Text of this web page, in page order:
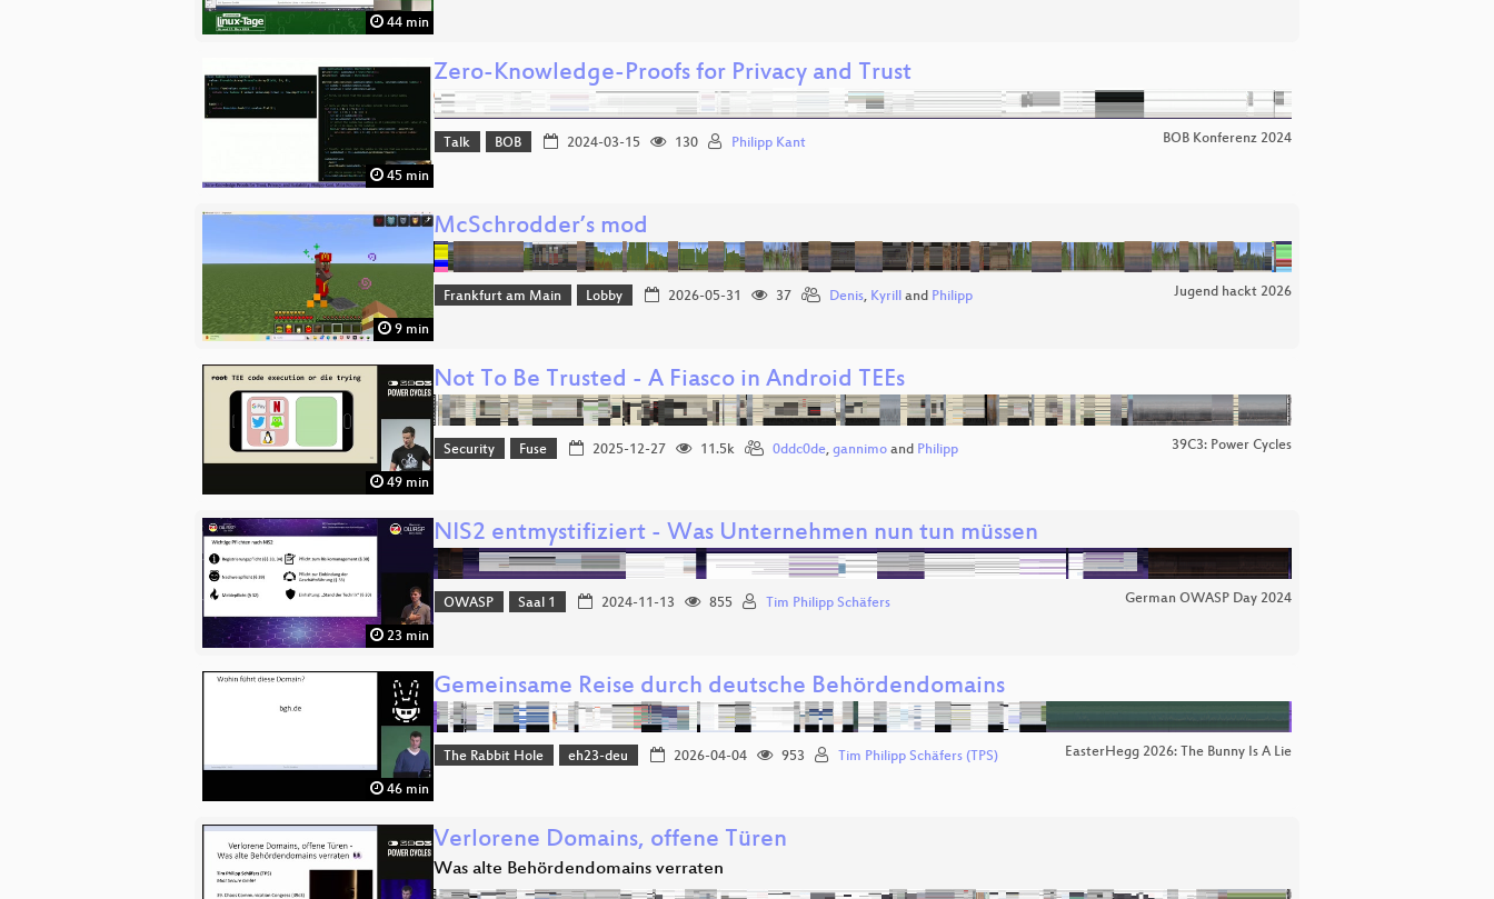
44 min
45 min
Zero-Knowledge-Proofs for Privacy and Trust
Talk BOB 2024-03-15 130 Philipp Kant BOB Konferenz 2024
9 min
McSchrodder’s mod
Frankfurt am Main Lobby 2026-05-31 37 Denis, Kyrilland Philipp Jugend hackt 2026
49 min
Not To Be Trusted - A Fiasco in Android TEEs
Security Fuse 2025-12-27 11.5k 0ddc0de, gannimoand Philipp 39C3: Power Cycles
23 min
NIS2 entmystifiziert - Was Unternehmen nun tun müssen
OWASP Saal 1 2024-11-13 855 Tim Philipp Schäfers German OWASP Day 2024
46 min
Gemeinsame Reise durch deutsche Behördendomains
The Rabbit Hole eh23-deu 2026-04-04 953 Tim Philipp Schäfers (TPS) EasterHegg 2026: The Bunny Is A Lie
Verlorene Domains, offene Türen
Was alte Behördendomains verraten